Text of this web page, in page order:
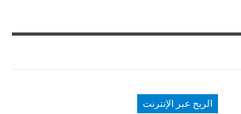
الربح عبر الإنترنت